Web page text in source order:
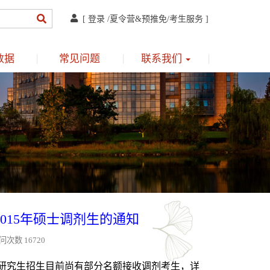
[ 登录 /夏令营&预推免/考生服务 ]
据 常见问题 联系我们
年硕士调剂生的通知
次数 16720
究生招生目前尚有部分名额接收调剂考生，详